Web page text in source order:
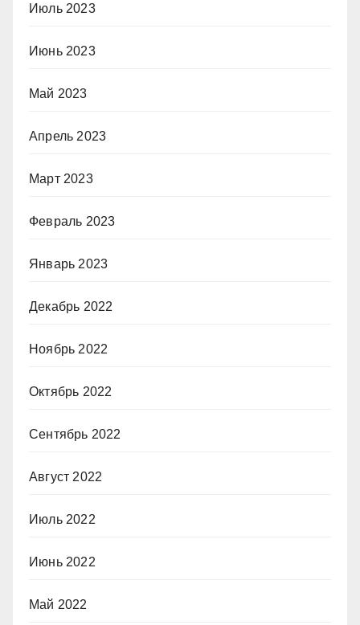
Июль 2023
Июнь 2023
Май 2023
Апрель 2023
Март 2023
Февраль 2023
Январь 2023
Декабрь 2022
Ноябрь 2022
Октябрь 2022
Сентябрь 2022
Август 2022
Июль 2022
Июнь 2022
Май 2022